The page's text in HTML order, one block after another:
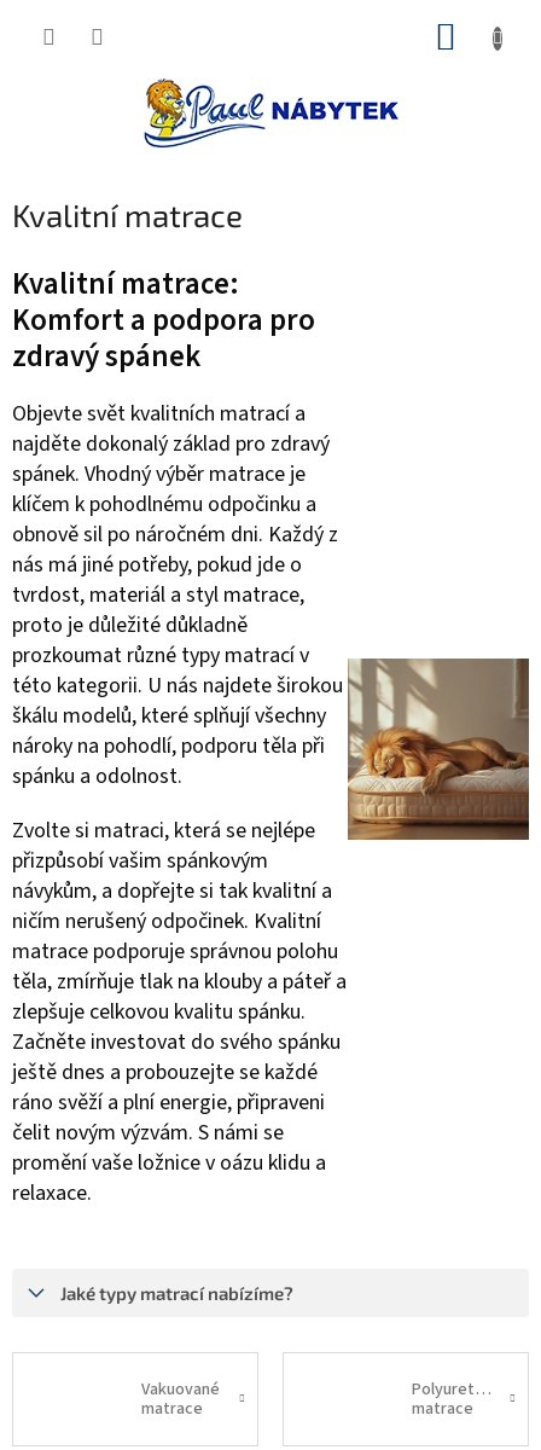
Kvalitní matrace
Kvalitní matrace:
Komfort a podpora pro
zdravý spánek
Objevte svět kvalitních matrací a
najděte dokonalý základ pro zdravý
spánek. Vhodný výběr matrace je
klíčem k pohodlnému odpočinku a
obnově sil po náročném dni. Každý z
nás má jiné potřeby, pokud jde o
tvrdost, materiál a styl matrace,
proto je důležité důkladně
prozkoumat různé typy matrací v
této kategorii. U nás najdete širokou
škálu modelů, které splňují všechny
nároky na pohodlí, podporu těla při
spánku a odolnost.
Zvolte si matraci, která se nejlépe
přizpůsobí vašim spánkovým
návykům, a dopřejte si tak kvalitní a
ničím nerušený odpočinek. Kvalitní
matrace podporuje správnou polohu
těla, zmírňuje tlak na klouby a páteř a
zlepšuje celkovou kvalitu spánku.
Začněte investovat do svého spánku
ještě dnes a probouzejte se každé
ráno svěží a plní energie, připraveni
čelit novým výzvám. S námi se
promění vaše ložnice v oázu klidu a
relaxace.
Jaké typy matrací nabízíme?
Vakuované
matrace
Polyuretanové
matrace